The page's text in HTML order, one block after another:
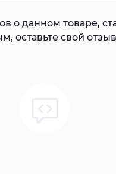
о данном товаре,
оставьте свой